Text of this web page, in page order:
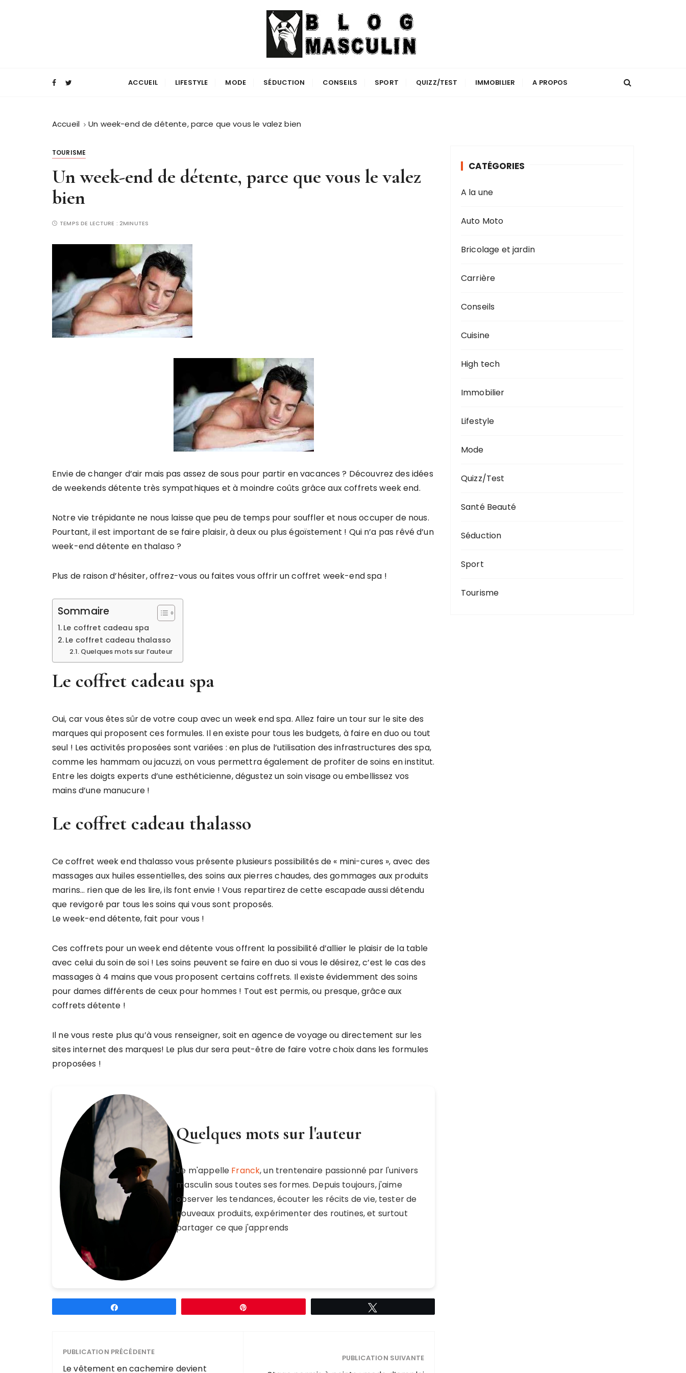
Blog Masculin
ACCUEIL LIFESTYLE MODE SÉDUCTION CONSEILS SPORT QUIZZ/TEST IMMOBILIER A PROPOS
Accueil Un week-end de détente, parce que vous le valez bien
TOURISME
Un week-end de détente, parce que vous le valez
bien
TEMPS DE LECTURE :2MINUTES
Envie de changer d’air mais pas assez de sous pour partir en vacances ? Découvrez des idées
de weekends détente très sympathiques et à moindre coûts grâce aux coffrets week end.
Notre vie trépidante ne nous laisse que peu de temps pour souffler et nous occuper de nous.
Pourtant, il est important de se faire plaisir, à deux ou plus égoïstement ! Qui n’a pas rêvé d’un
week-end détente en thalaso ?
Plus de raison d’hésiter, offrez-vous ou faites vous offrir un coffret week-end spa !
Sommaire
Le coffret cadeau spa
Le coffret cadeau thalasso
Quelques mots sur l’auteur
Le coffret cadeau spa
Oui, car vous êtes sûr de votre coup avec un week end spa. Allez faire un tour sur le site des
marques qui proposent ces formules. Il en existe pour tous les budgets, à faire en duo ou tout
seul ! Les activités proposées sont variées : en plus de l’utilisation des infrastructures des spa,
comme les hammam ou jacuzzi, on vous permettra également de profiter de soins en institut.
Entre les doigts experts d’une esthéticienne, dégustez un soin visage ou embellissez vos
mains d’une manucure !
Le coffret cadeau thalasso
Ce coffret week end thalasso vous présente plusieurs possibilités de « mini-cures », avec des
massages aux huiles essentielles, des soins aux pierres chaudes, des gommages aux produits
marins… rien que de les lire, ils font envie ! Vous repartirez de cette escapade aussi détendu
que revigoré par tous les soins qui vous sont proposés.
Le week-end détente, fait pour vous !
Ces coffrets pour un week end détente vous offrent la possibilité d’allier le plaisir de la table
avec celui du soin de soi ! Les soins peuvent se faire en duo si vous le désirez, c’est le cas des
massages à 4 mains que vous proposent certains coffrets. Il existe évidemment des soins
pour dames différents de ceux pour hommes ! Tout est permis, ou presque, grâce aux
coffrets détente !
Il ne vous reste plus qu’à vous renseigner, soit en agence de voyage ou directement sur les
sites internet des marques! Le plus dur sera peut-être de faire votre choix dans les formules
proposées !
Quelques mots sur l'auteur
Je m'appelle Franck, un trentenaire passionné par l'univers
masculin sous toutes ses formes. Depuis toujours, j'aime
observer les tendances, écouter les récits de vie, tester de
nouveaux produits, expérimenter des routines, et surtout
partager ce que j'apprends
PUBLICATION PRÉCÉDENTE
Le vêtement en cachemire devient
PUBLICATION SUIVANTE
CATÉGORIES
A la une
Auto Moto
Bricolage et jardin
Carrière
Conseils
Cuisine
High tech
Immobilier
Lifestyle
Mode
Quizz/Test
Santé Beauté
Séduction
Sport
Tourisme